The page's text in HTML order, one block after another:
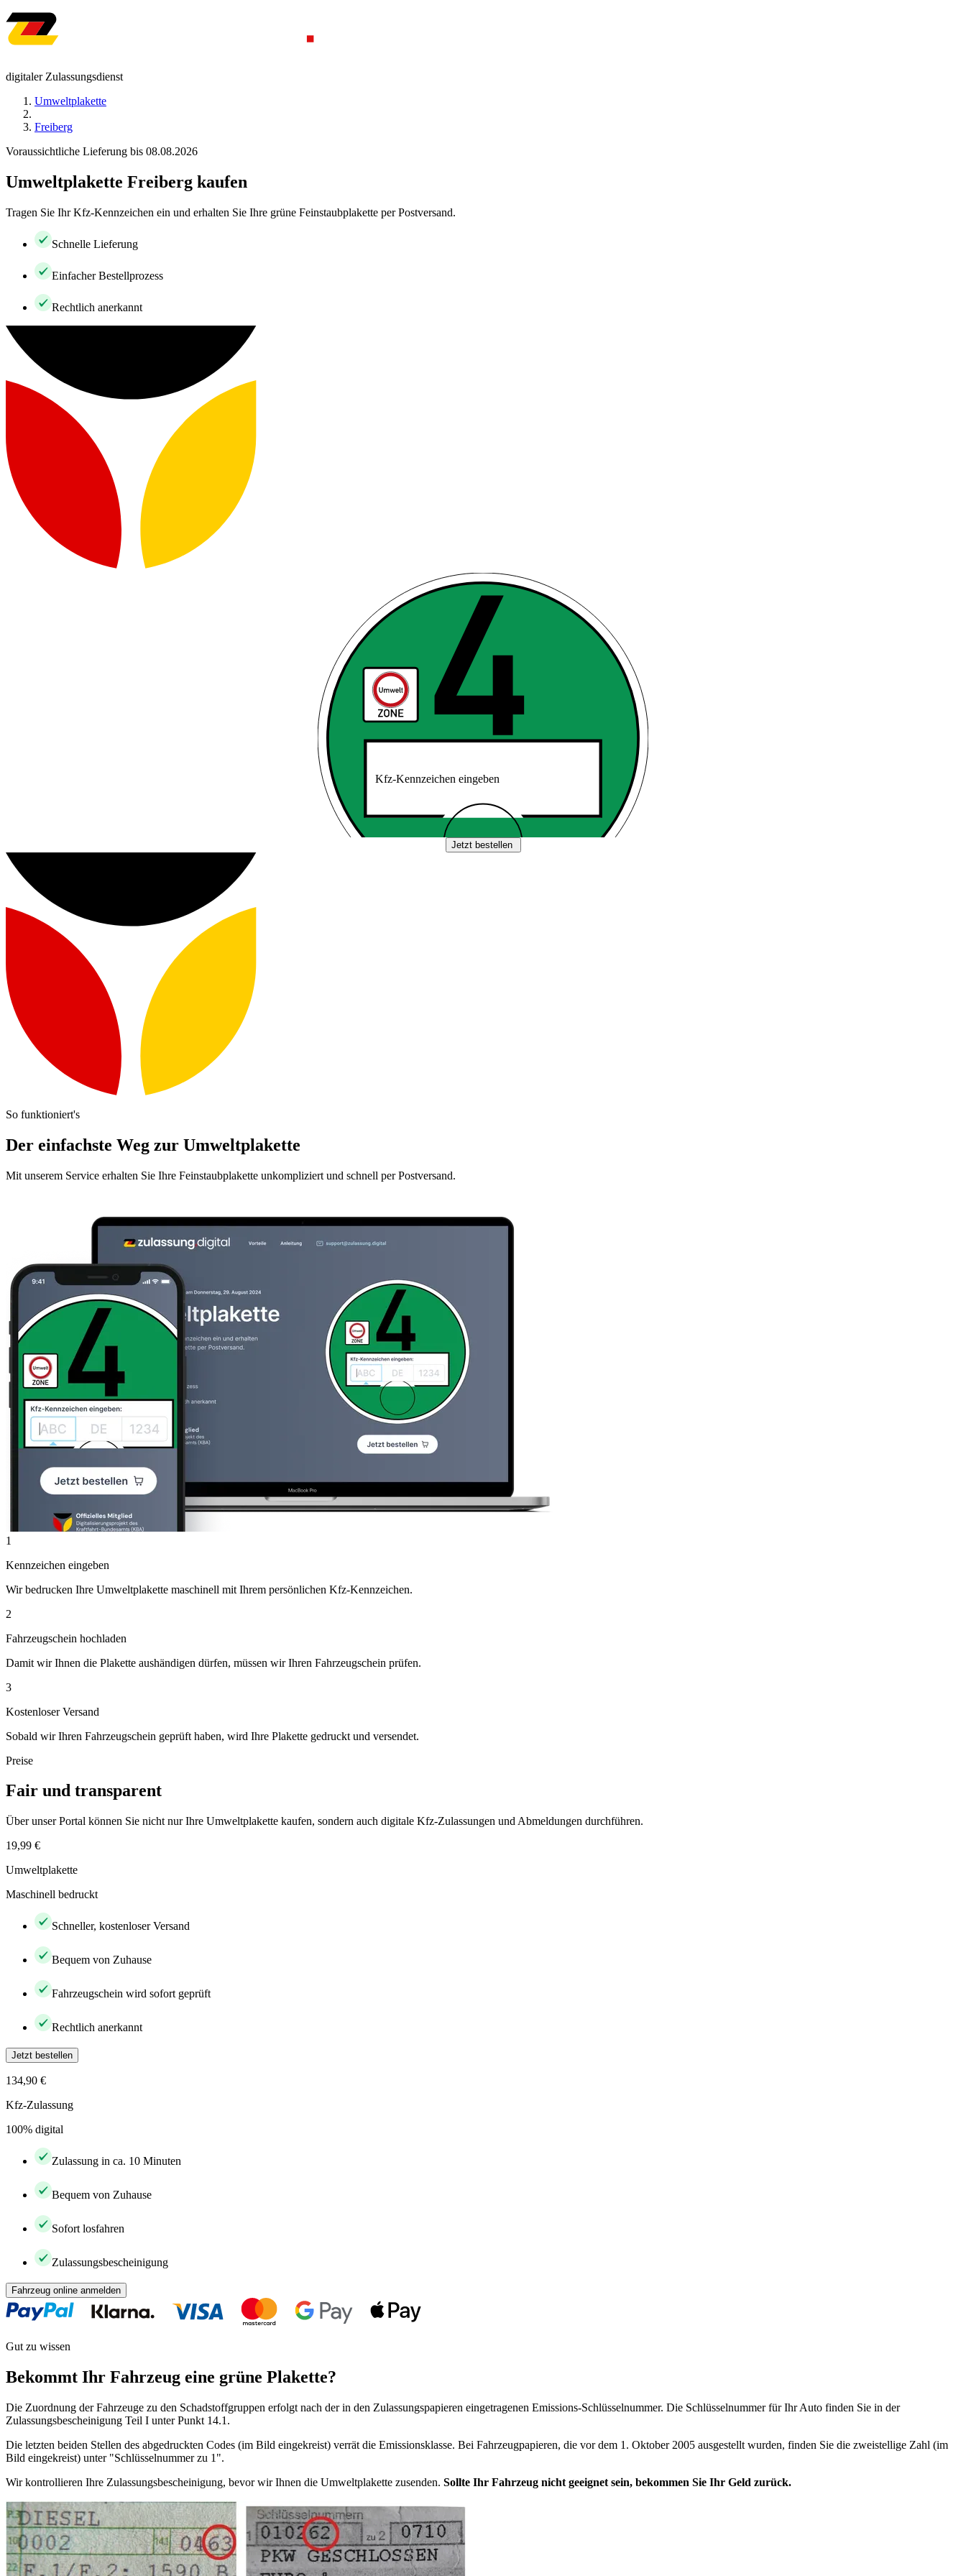
digitaler Zulassungsdienst
Umweltplakette
Freiberg
Voraussichtliche Lieferung bis 08.08.2026
Umweltplakette Freiberg kaufen
Tragen Sie Ihr Kfz-Kennzeichen ein und erhalten Sie Ihre grüne Feinstaubplakette per Postversand.
Schnelle Lieferung
Einfacher Bestellprozess
Rechtlich anerkannt
Kfz-Kennzeichen eingeben
Jetzt bestellen
So funktioniert's
Der einfachste Weg zur Umweltplakette
Mit unserem Service erhalten Sie Ihre Feinstaubplakette unkompliziert und schnell per Postversand.
1
Kennzeichen eingeben
Wir bedrucken Ihre Umweltplakette maschinell mit Ihrem persönlichen Kfz-Kennzeichen.
2
Fahrzeugschein hochladen
Damit wir Ihnen die Plakette aushändigen dürfen, müssen wir Ihren Fahrzeugschein prüfen.
3
Kostenloser Versand
Sobald wir Ihren Fahrzeugschein geprüft haben, wird Ihre Plakette gedruckt und versendet.
Preise
Fair und transparent
Über unser Portal können Sie nicht nur Ihre Umweltplakette kaufen, sondern auch digitale Kfz-Zulassungen und Abmeldungen durchführen.
19,99 €
Umweltplakette
Maschinell bedruckt
Schneller, kostenloser Versand
Bequem von Zuhause
Fahrzeugschein wird sofort geprüft
Rechtlich anerkannt
Jetzt bestellen
134,90 €
Kfz-Zulassung
100% digital
Zulassung in ca. 10 Minuten
Bequem von Zuhause
Sofort losfahren
Zulassungsbescheinigung
Fahrzeug online anmelden
Gut zu wissen
Bekommt Ihr Fahrzeug eine grüne Plakette?
Die Zuordnung der Fahrzeuge zu den Schadstoffgruppen erfolgt nach der in den Zulassungspapieren eingetragenen Emissions-Schlüsselnummer. Die Schlüsselnummer für Ihr Auto finden Sie in der
Zulassungsbescheinigung Teil I unter Punkt 14.1.
Die letzten beiden Stellen des abgedruckten Codes (im Bild eingekreist) verrät die Emissionsklasse. Bei Fahrzeugpapieren, die vor dem 1. Oktober 2005 ausgestellt wurden, finden Sie die zweistellige Zahl (im
Bild eingekreist) unter "Schlüsselnummer zu 1".
Wir kontrollieren Ihre Zulassungsbescheinigung, bevor wir Ihnen die Umweltplakette zusenden. Sollte Ihr Fahrzeug nicht geeignet sein, bekommen Sie Ihr Geld zurück.